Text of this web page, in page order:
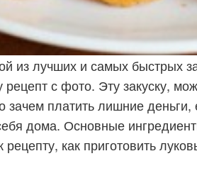
из лучших и самых быстрых
рецепт с фото. Эту закуску,
зачем платить лишние
дома. Основные
как приготовить